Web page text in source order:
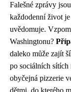
Falešné zprávy
každodenní život
uvědomuje.
Washingtonu?
daleko může zajít
po sociálních sítích
obyčejná pizzerie